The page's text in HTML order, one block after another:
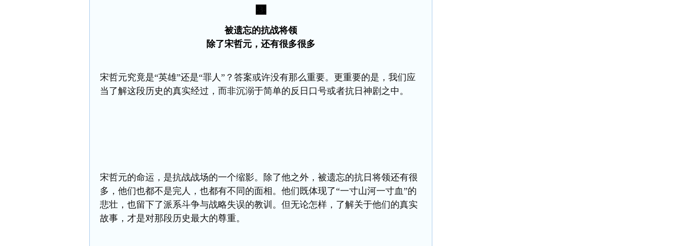
被遗忘的抗战将领
除了宋哲元，还有很多很多
宋哲元究竟是“英雄”还是“罪人”？答案或许没有那么重要。更重要的是，我们应
当了解这段历史的真实经过，而非沉溺于简单的反日口号或者抗日神剧之中。
宋哲元的命运 ， 是抗战战场的一个缩影。除了他之外，被遗忘的抗日将领还有很
多，他们也都不是完人，也都有不同的面相。他们既体现了“一寸山河一寸血”的
悲壮，也留下了派系斗争与战略失误的教训。 但无论怎样，了解关于他们的真实
故事，才是对那段历史最大的尊重。